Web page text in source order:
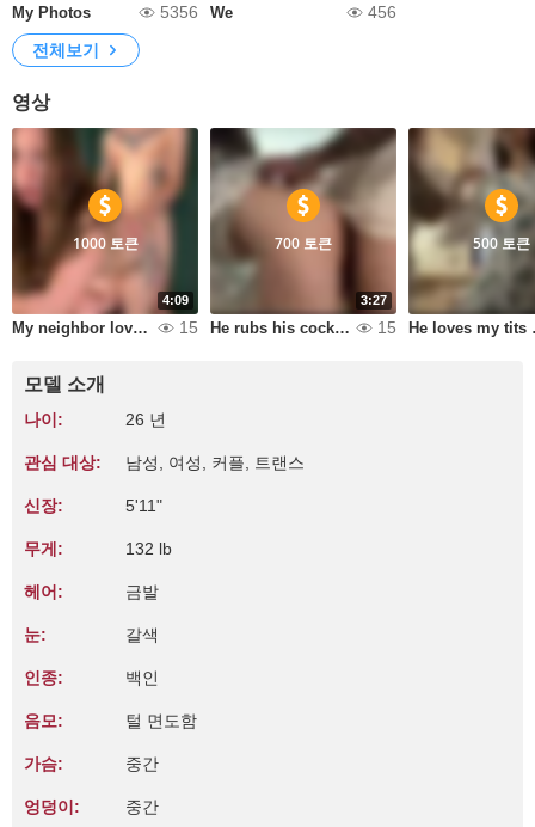
My Photos 5356 We
456
전체보기
영상
4:09
1000 토큰
My neighbor loves it when I fuck her from behind... I cum on her back 15
3:27
700 토큰
He rubs his cock against me, and then he fucks my pussy. 15
500 토큰
He
모델 소개
나이: 26 년
관심 대상: 남성, 여성, 커플, 트랜스
신장: 5'11"
무게: 132 lb
헤어: 금발
눈: 갈색
인종: 백인
음모: 털 면도함
가슴: 중간
엉덩이: 중간